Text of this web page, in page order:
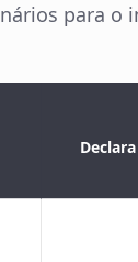
para o